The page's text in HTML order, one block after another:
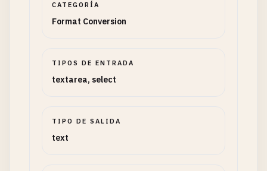
CATEGORÍA
Format Conversion
TIPOS DE ENTRADA
textarea, select
TIPO DE SALIDA
text